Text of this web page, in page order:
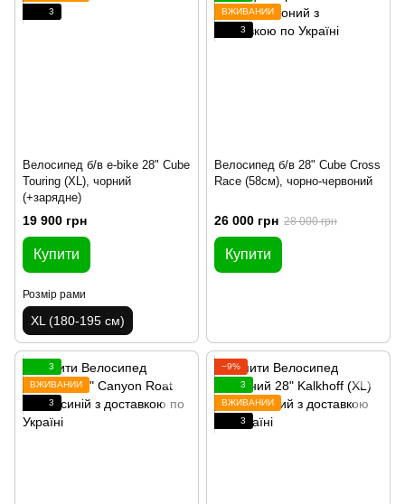
3
Велосипед б/в e-bike 28" Cube
Touring (XL), чорний
(+зарядне)
19 900 грн
Купити
Розмір рами
XL (180-195 см)
ВЖИВАНИЙ
3
Велосипед б/в 28" Cube Cross
Race (58см), чорно-червоний
26 000 грн 28 000 грн
Купити
3
ВЖИВАНИЙ
3
−9%
3
ВЖИВАНИЙ
3